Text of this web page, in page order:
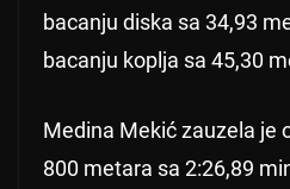
bacanju diska sa 34,93
bacanju koplja sa 45,30
Medina Mekić zauzela je
800 metara sa 2:26,89